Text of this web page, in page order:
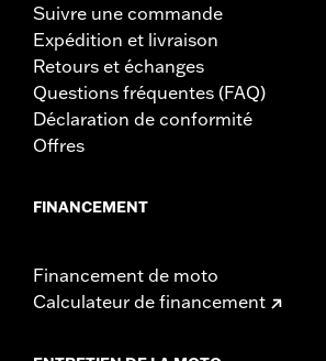
Suivre une commande
Expédition et livraison
Retours et échanges
Questions fréquentes (FAQ)
Déclaration de conformité
Offres
FINANCEMENT
Financement de moto
Calculateur de financement